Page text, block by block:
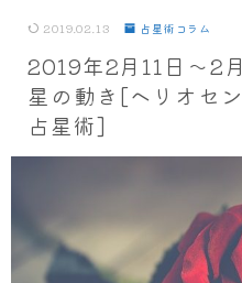
2019.02.13 占星術コラム
2019年2月11日～2
星の動き[ヘリオセ
占星術]